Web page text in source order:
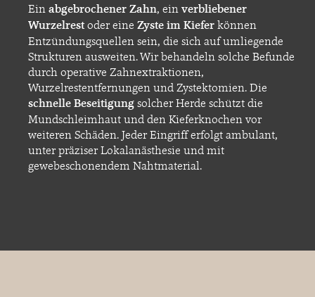
Ein abgebrochener Zahn, ein verbliebener
Wurzelrest oder eine Zyste im Kiefer können
Entzündungsquellen sein, die sich auf umliegende
Strukturen ausweiten. Wir behandeln solche Befunde
durch operative Zahnextraktionen,
Wurzelrestentfernungen und Zystektomien. Die
schnelle Beseitigung solcher Herde schützt die
Mundschleimhaut und den Kieferknochen vor
weiteren Schäden. Jeder Eingriff erfolgt ambulant,
unter präziser Lokalanästhesie und mit
gewebeschonendem Nahtmaterial.